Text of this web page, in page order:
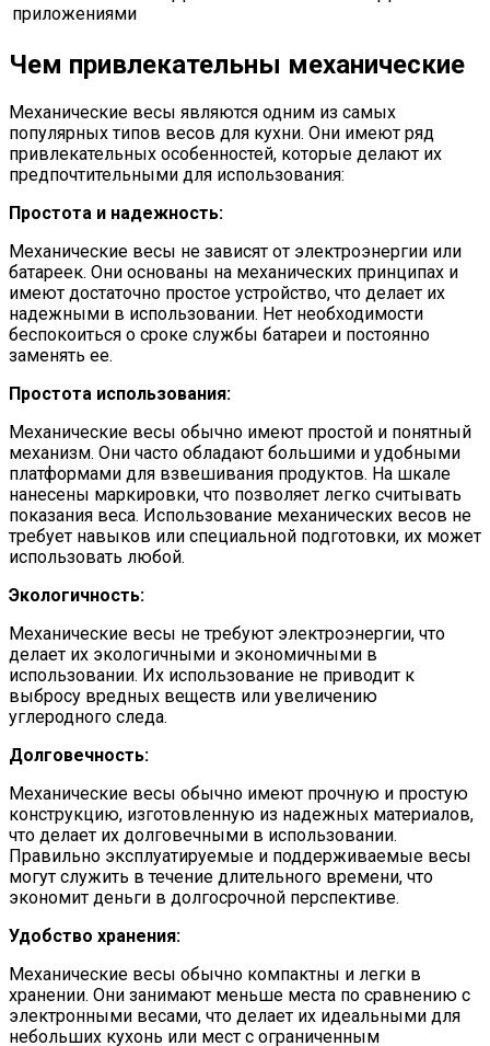
приложениями
Чем привлекательны механические
Механические весы являются одним из самых
популярных типов весов для кухни. Они имеют ряд
привлекательных особенностей, которые делают их
предпочтительными для использования:
Простота и надежность:
Механические весы не зависят от электроэнергии или
батареек. Они основаны на механических принципах и
имеют достаточно простое устройство, что делает их
надежными в использовании. Нет необходимости
беспокоиться о сроке службы батареи и постоянно
заменять ее.
Простота использования:
Механические весы обычно имеют простой и понятный
механизм. Они часто обладают большими и удобными
платформами для взвешивания продуктов. На шкале
нанесены маркировки, что позволяет легко считывать
показания веса. Использование механических весов не
требует навыков или специальной подготовки, их может
использовать любой.
Экологичность:
Механические весы не требуют электроэнергии, что
делает их экологичными и экономичными в
использовании. Их использование не приводит к
выбросу вредных веществ или увеличению
углеродного следа.
Долговечность:
Механические весы обычно имеют прочную и простую
конструкцию, изготовленную из надежных материалов,
что делает их долговечными в использовании.
Правильно эксплуатируемые и поддерживаемые весы
могут служить в течение длительного времени, что
экономит деньги в долгосрочной перспективе.
Удобство хранения:
Механические весы обычно компактны и легки в
хранении. Они занимают меньше места по сравнению с
электронными весами, что делает их идеальными для
небольших кухонь или мест с ограниченным